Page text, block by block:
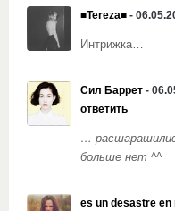
■Tereza■ -
Интрижка…
Сил Баррет -
ответить
…
больше нет ^^
es un desastre en